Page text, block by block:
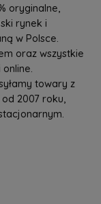
oryginalne,
rynek i
w Polsce.
oraz wszystkie
towary z
2007 roku,